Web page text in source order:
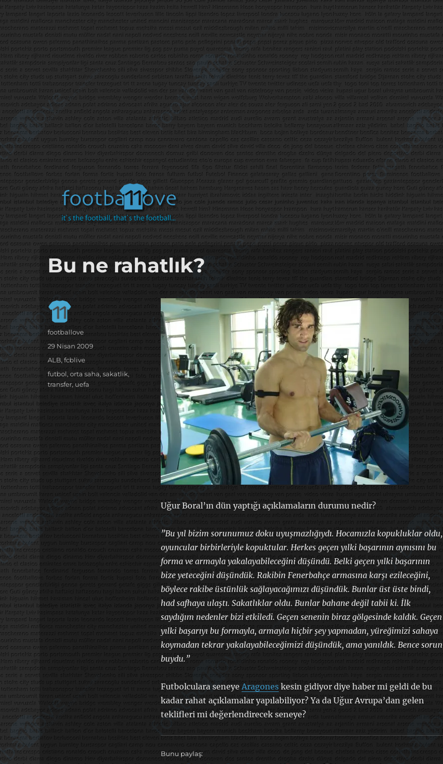
footbaLLove
it's the football, that's the football…
Bu ne rahatlık?
Uğur Boral’ın dün yaptığı açıklamaların durumu nedir?
”Bu yıl bizim sorunumuz doku uyuşmazlığıydı. Hocamızla kopukluklar oldu,
oyuncular birbirleriyle kopuktular. Herkes geçen yılki başarının aynısını bu
forma ve armayla yakalayabileceğini düşündü. Belki geçen yılki başarının
bize yeteceğini düşündük. Rakibin Fenerbahçe armasına karşı ezileceğini,
böylece rakibe üstünlük sağlayacağımızı düşündük. Bunlar üst üste bindi,
had safhaya ulaştı. Sakatlıklar oldu. Bunlar bahane değil tabii ki. İlk
saydığım nedenler bizi etkiledi. Geçen senenin biraz gölgesinde kaldık. Geçen
yılki başarıyı bu formayla, armayla hiçbir şey yapmadan, yüreğimizi sahaya
koymadan tekrar yakalayabileceğimizi düşündük, ama yanıldık. Bence sorun
buydu.”
Futbolculara seneyeAragoneskesin gidiyor diye haber mi geldi de bu
kadar rahat açıklamalar yapılabiliyor? Ya da Uğur Avrupa’dan gelen
teklifleri mi değerlendirecek seneye?
Bunu paylaş:
Yazar
footballove
Yayın
tarihi
29 Nisan 2009
Kategoriler
ALB,fcblive
Etiketler
futbol,orta saha,sakatlik,
transfer, uefa